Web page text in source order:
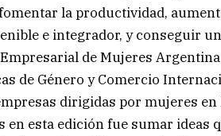
la productividad,
e integrador, y conseguir
de Mujeres
de Género y Comercio
dirigidas por mujeres
en esta edición fue sumar ideas